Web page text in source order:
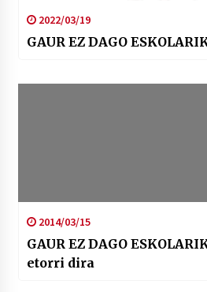
2022/03/19
GAUR EZ DAGO
2014/03/15
GAUR EZ DAGO
etorri dira